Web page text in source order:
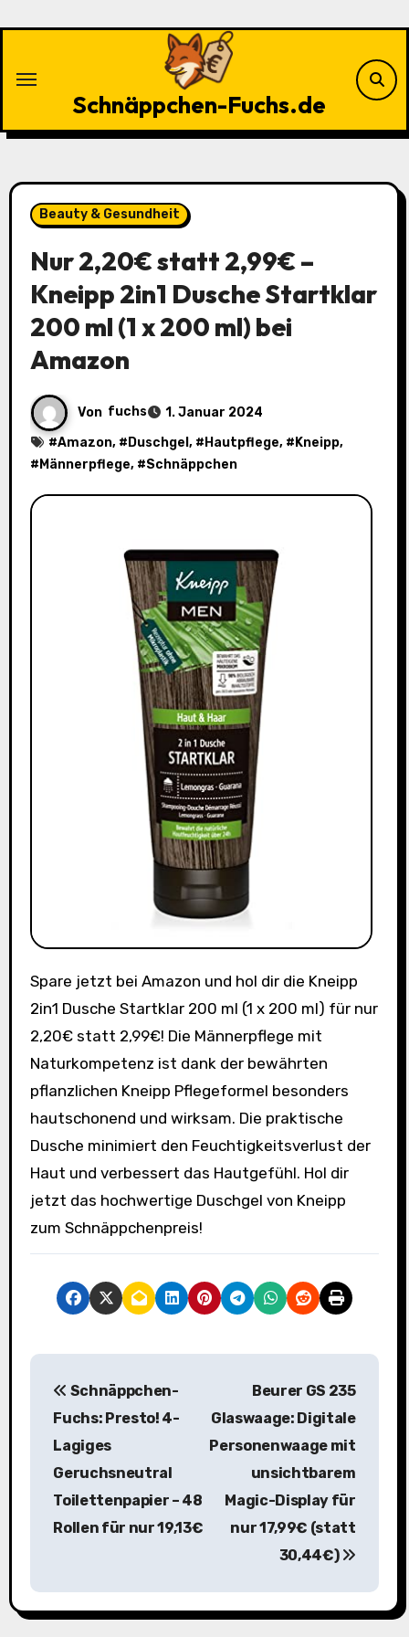
Schnäppchen-Fuchs.de
Beauty & Gesundheit
Nur 2,20€ statt 2,99€ –
Kneipp 2in1 Dusche Startklar
200 ml (1 x 200 ml) bei
Amazon
Von fuchs
1. Januar 2024
#Amazon, # Duschgel , # Hautpflege, # Kneipp,
# Männerpflege, #Schnäppchen
Spare jetzt bei Amazon und hol dir die Kneipp
2in1 Dusche Startklar 200 ml (1 x 200 ml) für nur
2,20€ statt 2,99€! Die Männerpflege mit
Naturkompetenz ist dank der bewährten
pflanzlichen Kneipp Pflegeformel besonders
hautschonend und wirksam. Die praktische
Dusche minimiert den Feuchtigkeitsverlust der
Haut und verbessert das Hautgefühl. Hol dir
jetzt das hochwertige Duschgel von Kneipp
zum Schnäppchenpreis!
B
g
Schnäppchen-
Fuchs: Presto! 4-
Lagiges
Geruchsneutral
Toilettenpapier – 48
Rollen für nur 19,13€
Beurer GS 235
Glaswaage: Digitale
Personenwaage mit
unsichtbarem
Magic-Display für
nur 17,99€ (statt
30,44€)